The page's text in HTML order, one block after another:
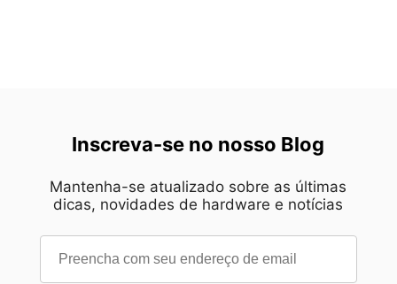
Inscreva-se no nosso Blog
Mantenha-se atualizado sobre as últimas
dicas, novidades de hardware e notícias